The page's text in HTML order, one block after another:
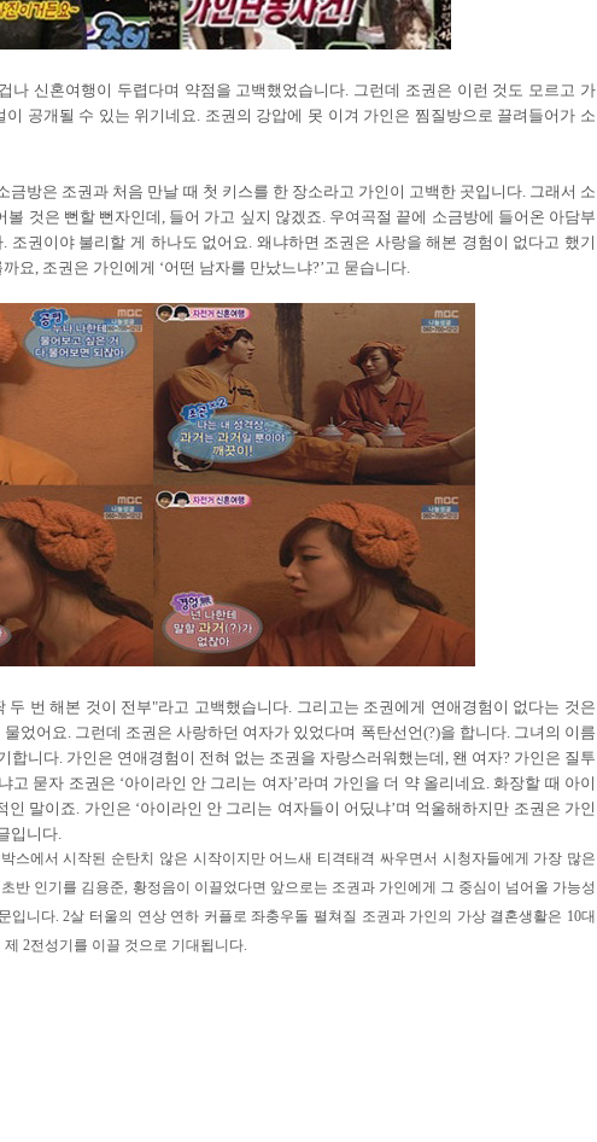
나 신혼여행이 두렵다며 약점을 고백했었습니다. 그런데 조권은 이런 것도 모르고 가
공개될 수 있는 위기네요. 조권의 강압에 못 이겨 가인은 찜질방으로 끌려들어가 소
금방은 조권과 처음 만날 때 첫 키스를 한 장소라고 가인이 고백한 곳입니다. 그래서 소
것은 뻔할 뻔자인데, 들어 가고 싶지 않겠죠. 우여곡절 끝에 소금방에 들어온 아담부
조권이야 불리할 게 하나도 없어요. 왜냐하면 조권은 사랑을 해본 경험이 없다고 했기
요, 조권은 가인에게 ‘어떤 남자를 만났느냐?’고 묻습니다.
두 번 해본 것이 전부"라고 고백했습니다. 그리고는 조권에게 연애경험이 없다는 것은
었어요. 그런데 조권은 사랑하던 여자가 있었다며 폭탄선언(?)을 합니다. 그녀의 이름
합니다. 가인은 연애경험이 전혀 없는 조권을 자랑스러워했는데, 왠 여자? 가인은 질투
고 묻자 조권은 ‘아이라인 안 그리는 여자’라며 가인을 더 약 올리네요. 화장할 때 아이
말이죠. 가인은 ‘아이라인 안 그리는 여자들이 어딨냐’며 억울해하지만 조권은 가인
입니다.
스에서 시작된 순탄치 않은 시작이지만 어느새 티격태격 싸우면서 시청자들에게 가장 많은
반 인기를 김용준, 황정음이 이끌었다면 앞으로는 조권과 가인에게 그 중심이 넘어올 가능성
입니다. 2살 터울의 연상 연하 커플로 좌충우돌 펼쳐질 조권과 가인의 가상 결혼생활은 10대
2전성기를 이끌 것으로 기대됩니다.